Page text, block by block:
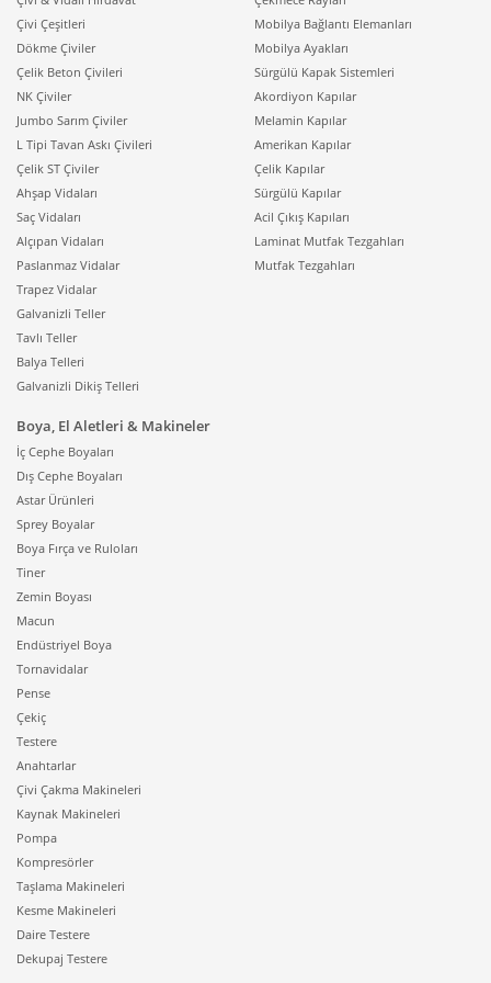
konforu artırabilir.
Klimaları nem alma modunda da çalıştırabilirsiniz.
Nemli iklimlerdeki bunaltıcı havaya sadece odayı
soğutarak çözüm sağlayamazsınız fakat kumandadan
"Dry" moduna seçerek nemi dengeleyebilirsiniz. Bu
modda çalıştırıldığında havadaki fazla nemi çeker ve
evaporatör bobini tarafından nem emilir. Bu sırada fan
düşük hızda çalışır. Dry modu ayrıca odadaki rutubeti
önler ve duvarlardaki küflenmenin önüne geçer.
Özellikle yaz aylarında “serin ama ağır” hissedilen
günlerde, doğru ayarda nem alma modu daha ferah
bir ortam sağlayabilir.
Klimayı Çalıştırırken
Dikkat Edilmesi
Gerekenler
Bilinçsiz kullanım klimaya, çevredeki cihazlara ve hatta
sağlığınıza zarar verebilir. Kendinizi ve eşyalarınızı
korumak için belirli konularda dikkat etmeniz gerekir:
işlemler cihaz kapalıyken, hatta mümkünse
yapılmalıdır. Bu elektrik çarpması tehlikesinin
önüne geçer.
cihazlar akan su yüzünden bozulabilir.
Odanın çok soğuk olması için klimayı yazın 20
son güçte çalıştırıp yıpratabilir. Ayrıca havanın
gereğinden soğuk olması sırt, bel veya boyun
tutulmalarına sebep olabilir.
Klimanın direkt hava üflediği alanda uzun süre
oturmanız da sağlığınız açısından önerilmez.
Çivi Çeşitleri
Dökme Çiviler
Çelik Beton Çivileri
NK Çiviler
Jumbo Sarım Çiviler
L Tipi Tavan Askı Çivileri
Çelik ST Çiviler
Ahşap Vidaları
Saç Vidaları
Alçıpan Vidaları
Paslanmaz Vidalar
Trapez Vidalar
Galvanizli Teller
Tavlı Teller
Balya Telleri
Galvanizli Dikiş Telleri
Mobilya Bağlantı Elemanları
Mobilya Ayakları
Sürgülü Kapak Sistemleri
Akordiyon Kapılar
Melamin Kapılar
Amerikan Kapılar
Çelik Kapılar
Sürgülü Kapılar
Acil Çıkış Kapıları
Laminat Mutfak Tezgahları
Mutfak Tezgahları
Boya, El Aletleri & Makineler
İç Cephe Boyaları
Dış Cephe Boyaları
Astar Ürünleri
Sprey Boyalar
Boya Fırça ve Ruloları
Tiner
Zemin Boyası
Macun
Endüstriyel Boya
Tornavidalar
Pense
Çekiç
Testere
Anahtarlar
Çivi Çakma Makineleri
Kaynak Makineleri
Pompa
Kompresörler
Taşlama Makineleri
Kesme Makineleri
Daire Testere
Dekupaj Testere